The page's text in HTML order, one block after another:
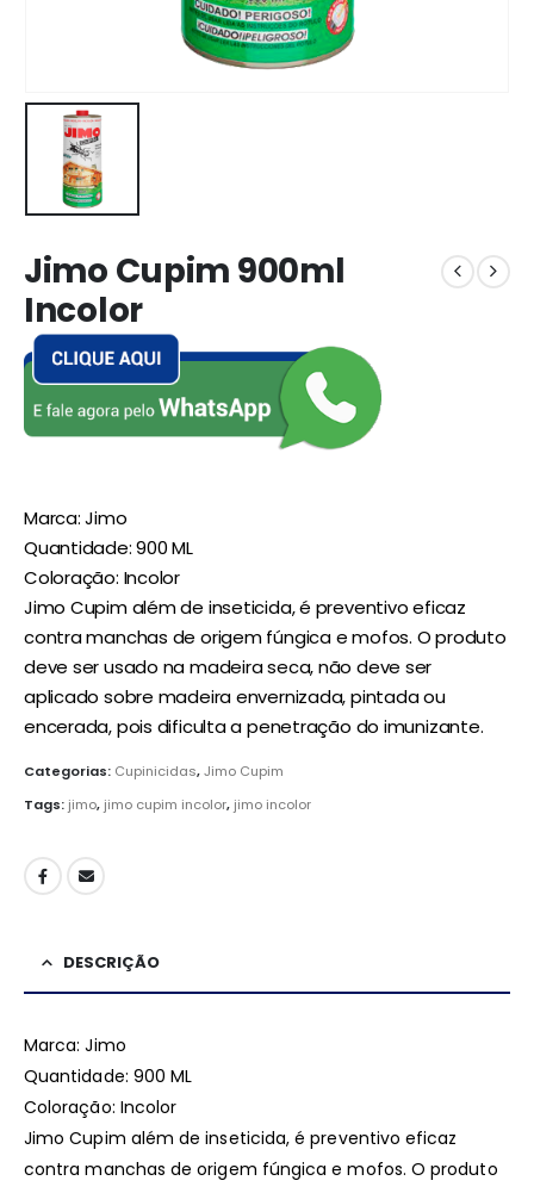
Jimo Cupim 900ml
Incolor
Marca: Jimo
Quantidade: 900 ML
Coloração: Incolor
Jimo Cupim além de inseticida, é preventivo eficaz
contra manchas de origem fúngica e mofos. O produto
deve ser usado na madeira seca, não deve ser
aplicado sobre madeira envernizada, pintada ou
encerada, pois dificulta a penetração do imunizante.
Categorias: Cupinicidas,Jimo Cupim
Tags: jimo, jimo cupim incolor, jimo incolor
DESCRIÇÃO
Marca: Jimo
Quantidade: 900 ML
Coloração: Incolor
Jimo Cupim além de inseticida, é preventivo eficaz
contra manchas de origem fúngica e mofos. O produto